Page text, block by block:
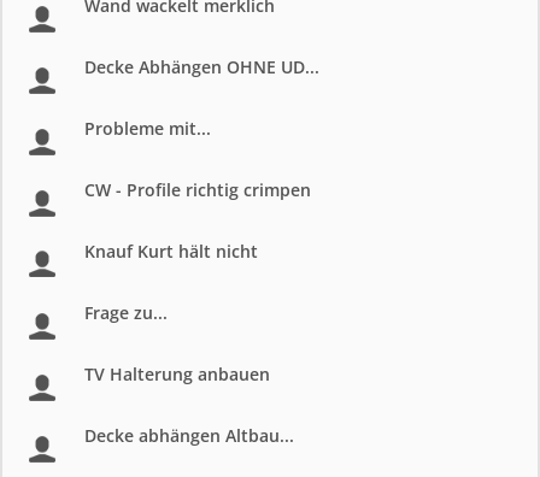
Wand wackelt merklich
Decke Abhängen OHNE UD...
Probleme mit...
CW - Profile richtig crimpen
Knauf Kurt hält nicht
Frage zu...
TV Halterung anbauen
Decke abhängen Altbau...